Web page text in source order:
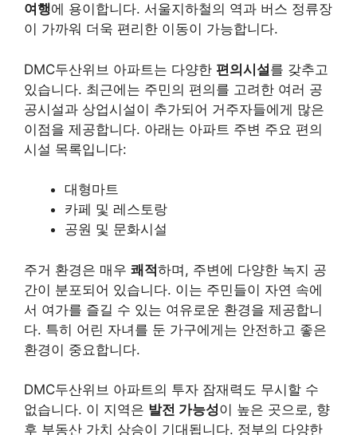
여행에 용이합니다. 서울지하철의 역과 버스 정류장
이 가까워 더욱 편리한 이동이 가능합니다.
DMC두산위브 아파트는 다양한 편의시설를 갖추고
있습니다. 최근에는 주민의 편의를 고려한 여러 공
공시설과 상업시설이 추가되어 거주자들에게 많은
이점을 제공합니다. 아래는 아파트 주변 주요 편의
시설 목록입니다:
대형마트
카페 및 레스토랑
공원 및 문화시설
주거 환경은 매우 쾌적하며, 주변에 다양한 녹지 공
간이 분포되어 있습니다. 이는 주민들이 자연 속에
서 여가를 즐길 수 있는 여유로운 환경을 제공합니
다. 특히 어린 자녀를 둔 가구에게는 안전하고 좋은
환경이 중요합니다.
DMC두산위브 아파트의 투자 잠재력도 무시할 수
없습니다. 이 지역은 발전 가능성이 높은 곳으로, 향
후 부동산 가치 상승이 기대됩니다. 정부의 다양한